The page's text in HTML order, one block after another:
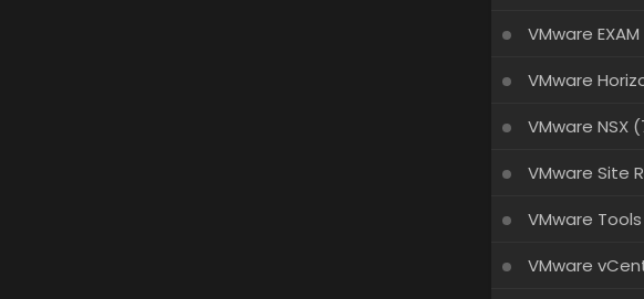
VMware EXAM
VMware
VMware NSX
VMware Site
VMware Tools
VMware